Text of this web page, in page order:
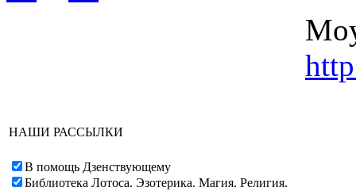
НАШИ РАССЫЛКИ
В помощь Дзенствующему
Библиотека Лотоса. Эзотерика. Магия. Религия.